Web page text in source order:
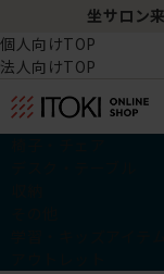
坐サロン
個人向けTOP
法人向けTOP